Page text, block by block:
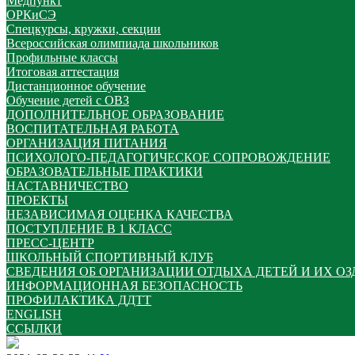
ОРКиСЭ
Спецкурсы, кружки, секции
Всероссийская олимпиада школьников
Профильные классы
Итоговая аттестация
Дистанционное обучение
Обучение детей с ОВЗ
ДОПОЛНИТЕЛЬНОЕ ОБРАЗОВАНИЕ
ВОСПИТАТЕЛЬНАЯ РАБОТА
ОРГАНИЗАЦИЯ ПИТАНИЯ
ПСИХОЛОГО-ПЕДАГОГИЧЕСКОЕ СОПРОВОЖДЕНИЕ
ОБРАЗОВАТЕЛЬНЫЕ ПРАКТИКИ
НАСТАВНИЧЕСТВО
ПРОЕКТЫ
НЕЗАВИСИМАЯ ОЦЕНКА КАЧЕСТВА
ПОСТУПЛЕНИЕ В 1 КЛАСС
ПРЕСС-ЦЕНТР
ШКОЛЬНЫЙ СПОРТИВНЫЙ КЛУБ
СВЕДЕНИЯ ОБ ОРГАНИЗАЦИИ ОТДЫХА ДЕТЕЙ И ИХ
ИНФОРМАЦИОННАЯ БЕЗОПАСНОСТЬ
ПРОФИЛАКТИКА ДДТТ
ENGLISH
ССЫЛКИ